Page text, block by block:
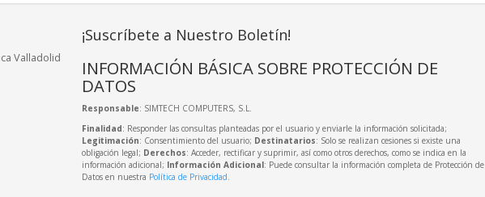
Valladolid
¡Suscríbete a Nuestro Boletín!
INFORMACIÓN BÁSICA SOBRE PROTECCIÓN DE
DATOS
Responsable: SIMTECH COMPUTERS, S.L.
Finalidad: Responder las consultas planteadas por el usuario y enviarle la información solicitada;
Legitimación: Consentimiento del usuario; Destinatarios: Solo se realizan cesiones si existe una
obligación legal; Derechos: Acceder, rectificar y suprimir, así como otros derechos, como se indica en la
información adicional; Información Adicional: Puede consultar la información completa de Protección de
Datos en nuestra Política de Privacidad.